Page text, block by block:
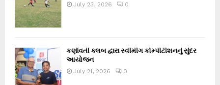
July 23, 2026 0
કર્ણાવતી ક્લબ દ્વારા સ્વીમીંગ કોમ્પીટીશનનું સુંદર
આયોજન
July 21, 2026 0